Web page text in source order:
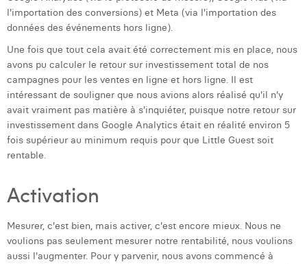
l'importation des conversions) et Meta (via l'importation des
données des événements hors ligne).
Une fois que tout cela avait été correctement mis en place, nous
avons pu calculer le retour sur investissement total de nos
campagnes pour les ventes en ligne et hors ligne. Il est
intéressant de souligner que nous avions alors réalisé qu'il n'y
avait vraiment pas matière à s'inquiéter, puisque notre retour sur
investissement dans Google Analytics était en réalité environ 5
fois supérieur au minimum requis pour que Little Guest soit
rentable.
Activation
Mesurer, c'est bien, mais activer, c'est encore mieux. Nous ne
voulions pas seulement mesurer notre rentabilité, nous voulions
aussi l'augmenter. Pour y parvenir, nous avons commencé à